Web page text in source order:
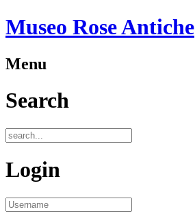
Museo Rose Antiche
Menu
Search
Login